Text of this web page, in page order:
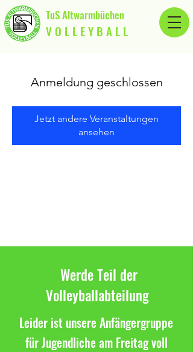
TuS Altwarmbüchen
V O L L E Y B A L L
Anmeldung geschlossen
Jetzt andere Veranstaltungen
ansehen
Werde Teil der
Volleyballabteilung
Leider ist unsere Anfängergruppe
für Jugendliche am Freitag voll